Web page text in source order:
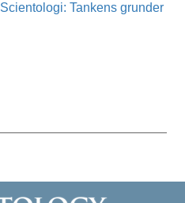
Scientologi: Tankens grunder